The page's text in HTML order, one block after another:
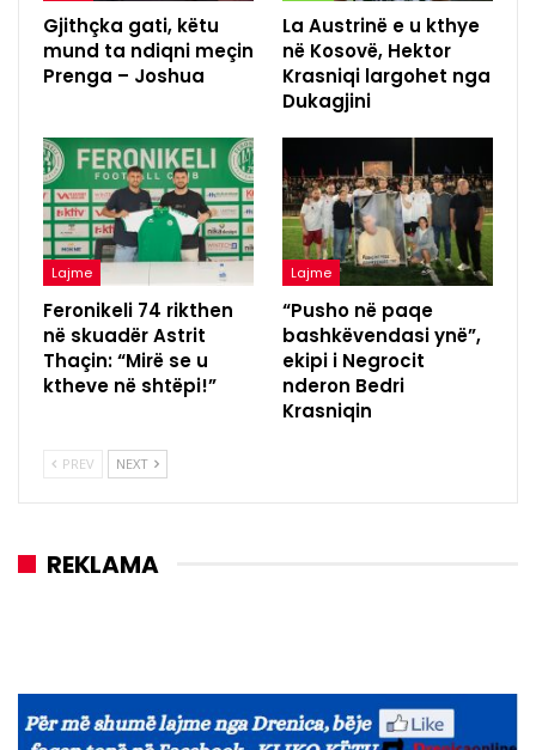
Gjithçka gati, këtu
mund ta ndiqni meçin
Prenga – Joshua
La Austrinë e u kthye
në Kosovë, Hektor
Krasniqi largohet nga
Dukagjini
Lajme
Feronikeli 74 rikthen
në skuadër Astrit
Thaçin: “Mirë se u
ktheve në shtëpi!”
Lajme
“Pusho në paqe
bashkëvendasi ynë”,
ekipi i Negrocit
nderon Bedri
Krasniqin
PREV NEXT
REKLAMA